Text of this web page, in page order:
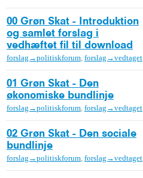
00 Grøn Skat - Introduktion
og samlet forslag i
vedhæftet fil til download
forslag→politiskforum, forslag→vedtaget
01 Grøn Skat - Den
økonomiske bundlinje
forslag→politiskforum, forslag→vedtaget
02 Grøn Skat - Den sociale
bundlinje
forslag→politiskforum, forslag→vedtaget